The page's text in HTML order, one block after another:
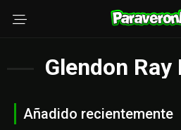
Glendon Ray
Añadido recientemente